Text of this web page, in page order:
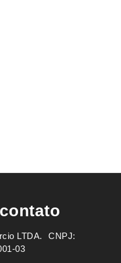
ㅤㅤㅤ CNPJ:
03